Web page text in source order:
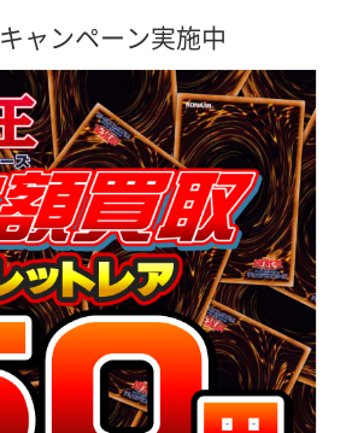
ャンペーン実施中